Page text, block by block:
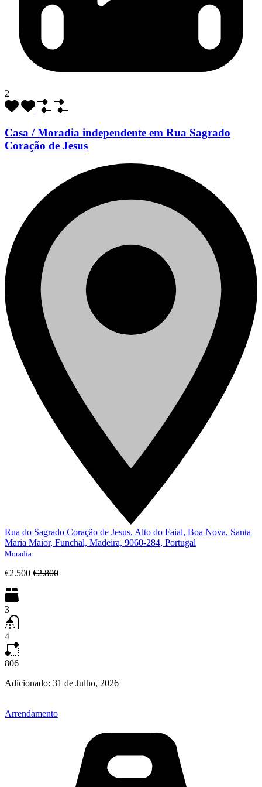
2
Casa / Moradia independente em Rua Sagrado
Coração de Jesus
Rua do Sagrado Coração de Jesus, Alto do Faial, Boa Nova, Santa
Maria Maior, Funchal, Madeira, 9060-284, Portugal
Moradia
€2.500 €2.800
3
4
806
Adicionado: 31 de Julho, 2026
Arrendamento